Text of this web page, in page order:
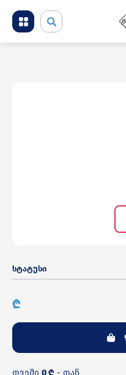
მობილური
სტატუსი
₾
თვეში 0 ₾ - დან